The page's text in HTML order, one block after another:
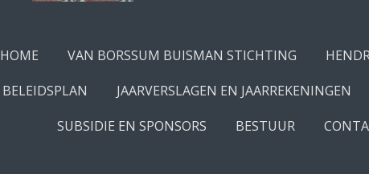
HOME VAN BORSSUM BUISMAN STICHTING
BELEIDSPLAN
JAARVERSLAGEN EN JAARREKENINGEN
SUBSIDIE EN SPONSORS
BESTUUR